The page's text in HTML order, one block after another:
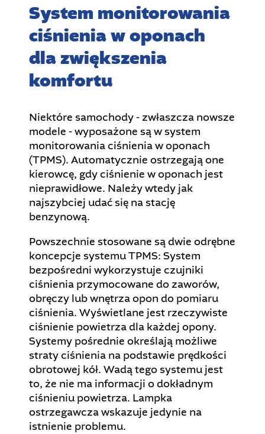
System monitorowania
ciśnienia w oponach
dla zwiększenia
komfortu
Niektóre samochody - zwłaszcza nowsze
modele - wyposażone są w system
monitorowania ciśnienia w oponach
(TPMS). Automatycznie ostrzegają one
kierowcę, gdy ciśnienie w oponach jest
nieprawidłowe. Należy wtedy jak
najszybciej udać się na stację
benzynową.
Powszechnie stosowane są dwie odrębne
koncepcje systemu TPMS: System
bezpośredni wykorzystuje czujniki
ciśnienia przymocowane do zaworów,
obręczy lub wnętrza opon do pomiaru
ciśnienia. Wyświetlane jest rzeczywiste
ciśnienie powietrza dla każdej opony.
Systemy pośrednie określają możliwe
straty ciśnienia na podstawie prędkości
obrotowej kół. Wadą tego systemu jest
to, że nie ma informacji o dokładnym
ciśnieniu powietrza. Lampka
ostrzegawcza wskazuje jedynie na
istnienie problemu.